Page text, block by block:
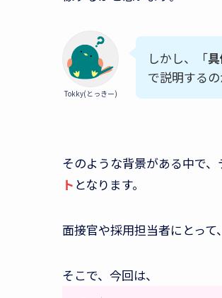
Tokky(とっきー)
しかし、「
で説明する
そのような背景がある中で、
ト となります。
面接官や採用担当者にとって
そこで、今回は、